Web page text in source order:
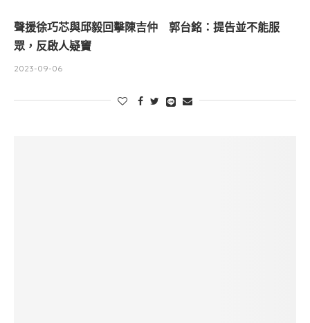
聲援徐巧芯與邱毅回擊陳吉仲 郭台銘：提告並不能服
眾，反啟人疑竇
2023-09-06